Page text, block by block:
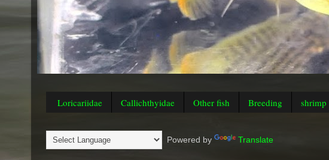
Loricariidae Callichthyidae Other fish Breeding shrimp
Powered by Translate